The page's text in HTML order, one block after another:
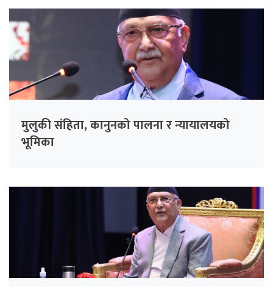
मुलुकी संहिता, कानुनको पालना र न्यायालयको
भूमिका